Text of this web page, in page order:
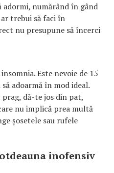
numărând în gând
trebui să faci în
nu presupune să încerci
Este nevoie de 15
adoarmă în mod ideal.
dă-te jos din pat,
nu implică prea multă
șosetele sau rufele
inofensiv